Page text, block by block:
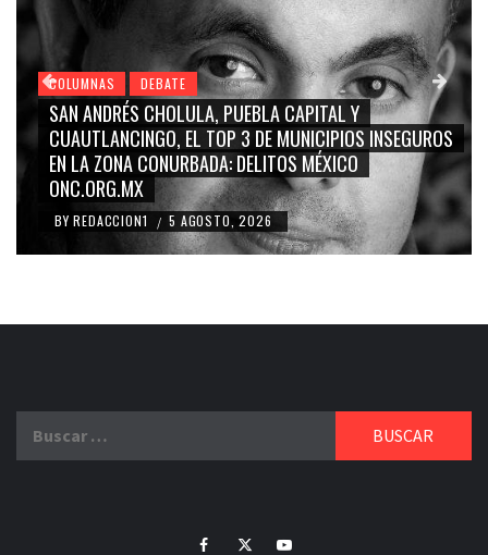
COLUMNAS DEBATE
GRACE PALOMARES, NAY SALVATORI, SERGIO MAYER,
CARMEN SALINAS “LA CORCHOLATA”, CUAUHTÉMOC
BLANCO, SILVIA PINAL: LA TRIVIALIZACIÓN Y
RIDICULIZACIÓN DE LA REPRESENTACIÓN CIUDADANA
BY REDACCION1 / 4 AGOSTO, 2026
FacebookTwitterYoutube